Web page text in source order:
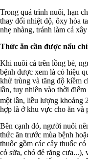
Trong quá trình nuôi, hạn
thay đổi nhiệt độ, ôxy hòa
nhẹ nhàng, tránh làm cá
Thức ăn cần được nấu
Khi nuôi cá trên lồng bè,
bệnh được xem là có hiệu
khử trùng và tăng độ kiềm
lần, tuy nhiên vào thời
một lần, liều lượng khoảng
hợp là ở khu vực cho ăn và
Bên cạnh đó, người nuôi
thức ăn trước mùa bệnh
thuốc gồm các cây thuốc
cỏ sữa, chó đẻ răng